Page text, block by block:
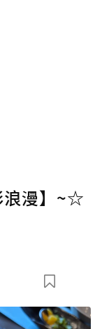
浪漫】~☆